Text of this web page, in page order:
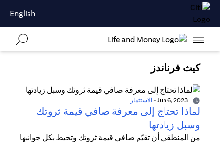
English
كيث فرناندز
- الاستثمار
لماذا تحتاج إلى معرفة صافي قيمة ثروتك
وسبل زيادتها
من المنطقي أن تقيّم صافي قيمة ثروتك وتحيط بكل جوانبها